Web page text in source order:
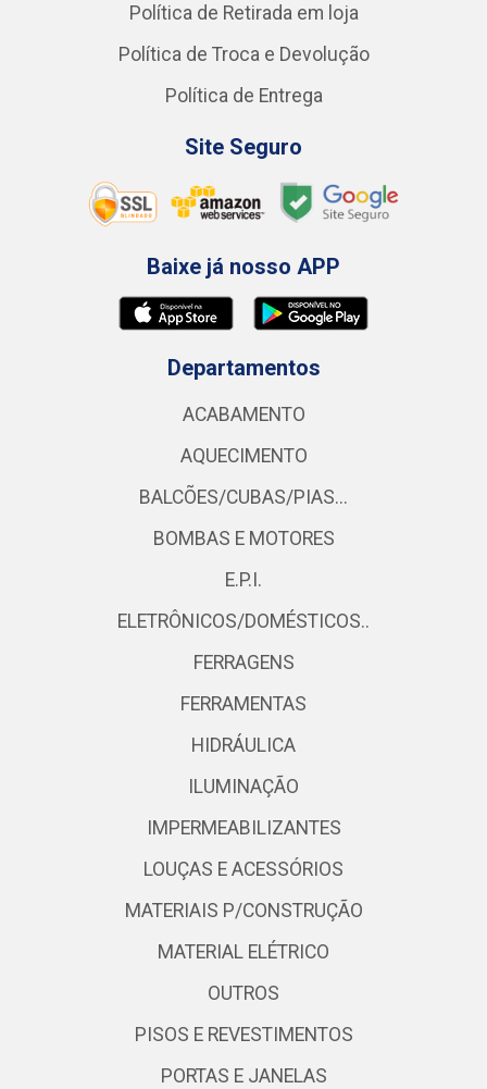
Política de Retirada em loja
Política de Troca e Devolução
Política de Entrega
Site Seguro
Baixe já nosso APP
Departamentos
ACABAMENTO
AQUECIMENTO
BALCÕES/CUBAS/PIAS...
BOMBAS E MOTORES
E.P.I.
ELETRÔNICOS/DOMÉSTICOS..
FERRAGENS
FERRAMENTAS
HIDRÁULICA
ILUMINAÇÃO
IMPERMEABILIZANTES
LOUÇAS E ACESSÓRIOS
MATERIAIS P/CONSTRUÇÃO
MATERIAL ELÉTRICO
OUTROS
PISOS E REVESTIMENTOS
PORTAS E JANELAS